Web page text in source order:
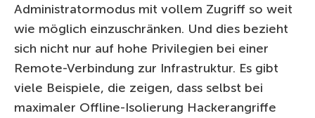
Administratormodus mit vollem Zugriff so weit
wie möglich einzuschränken. Und dies bezieht
sich nicht nur auf hohe Privilegien bei einer
Remote-Verbindung zur Infrastruktur. Es gibt
viele Beispiele, die zeigen, dass selbst bei
maximaler Offline-Isolierung Hackerangriffe